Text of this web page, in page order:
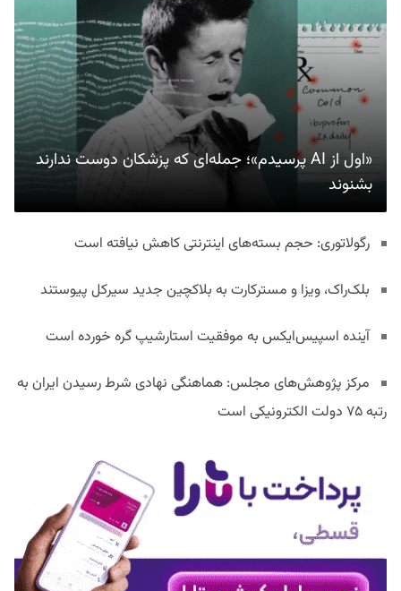
«اول از AI پرسیدم»؛ جمله‌ای که پزشکان دوست ندارند
بشنوند
رگولاتوری: حجم بسته‌های اینترنتی کاهش نیافته است
بلک‌راک، ویزا و مسترکارت به بلاکچین جدید سیرکل پیوستند
آینده اسپیس‌ایکس به موفقیت استارشیپ گره خورده است
مرکز پژوهش‌های مجلس: هماهنگی نهادی شرط رسیدن ایران به
رتبه ۷۵ دولت الکترونیکی است